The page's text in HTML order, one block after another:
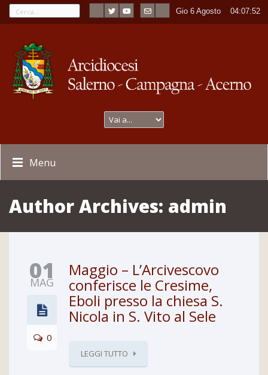
Gio 6 Agosto ----04:07:53
Menu
Author Archives: admin
01
MAG
0
Maggio – L’Arcivescovo
conferisce le Cresime,
Eboli presso la chiesa S.
Nicola in S. Vito al Sele
LEGGI TUTTO